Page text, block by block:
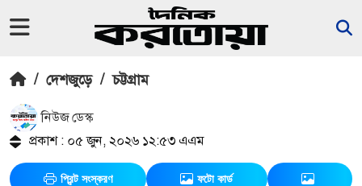
/ দেশজুড়ে / চট্টগ্রাম
নিউজ ডেস্ক
প্রকাশ : ০৫ জুন, ২০২৬ ১২:৫৩ এএম
প্রিন্ট সংস্করণ ফটো কার্ড